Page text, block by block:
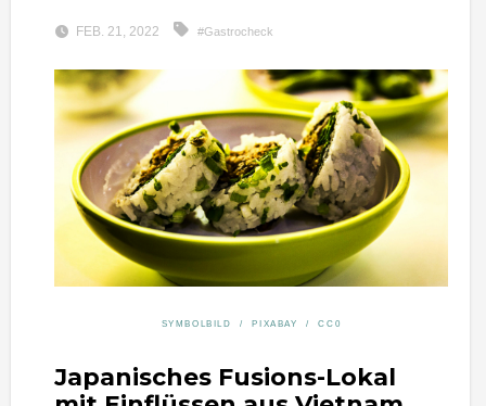
FEB. 21, 2022 #Gastrocheck
SYMBOLBILD / PIXABAY / CC0
Japanisches Fusions-Lokal